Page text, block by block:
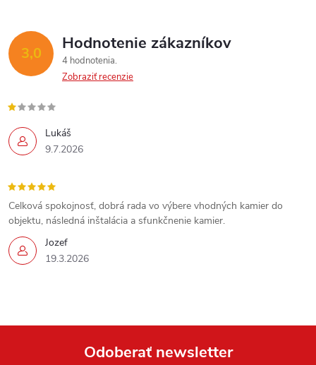
3,0 Hodnotenie zákazníkov
4 hodnotenia
Zobraziť recenzie
Lukáš
9.7.2026
Jozef
19.3.2026
Celková spokojnosť, dobrá rada vo výbere vhodných kamier do
objektu, následná inštalácia a sfunkčnenie kamier.
Odoberať newsletter